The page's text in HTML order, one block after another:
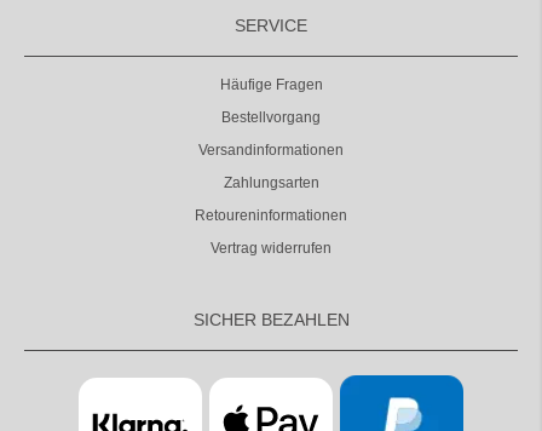
SERVICE
Häufige Fragen
Bestellvorgang
Versandinformationen
Zahlungsarten
Retoureninformationen
Vertrag widerrufen
SICHER BEZAHLEN